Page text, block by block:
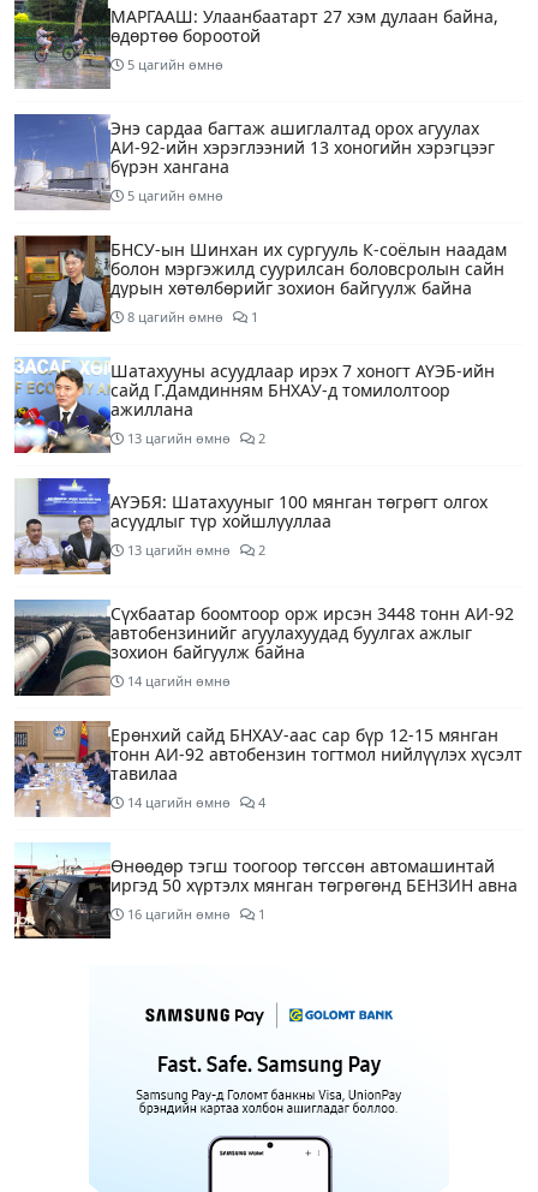
МАРГААШ: Улаанбаатарт 27 хэм дулаан байна,
өдөртөө бороотой
5 цагийн өмнө
Энэ сардаа багтаж ашиглалтад орох агуулах
АИ-92-ийн хэрэглээний 13 хоногийн хэрэгцээг
бүрэн хангана
5 цагийн өмнө
БНСУ-ын Шинхан их сургууль К-соёлын наадам
болон мэргэжилд суурилсан боловсролын сайн
дурын хөтөлбөрийг зохион байгуулж байна
8 цагийн өмнө 1
Шатахууны асуудлаар ирэх 7 хоногт АҮЭБ-ийн
сайд Г.Дамдинням БНХАУ-д томилолтоор
ажиллана
13 цагийн өмнө 2
АҮЭБЯ: Шатахууныг 100 мянган төгрөгт олгох
асуудлыг түр хойшлууллаа
13 цагийн өмнө 2
Сүхбаатар боомтоор орж ирсэн 3448 тонн АИ-92
автобензинийг агуулахуудад буулгах ажлыг
зохион байгуулж байна
14 цагийн өмнө
Ерөнхий сайд БНХАУ-аас сар бүр 12-15 мянган
тонн АИ-92 автобензин тогтмол нийлүүлэх хүсэлт
тавилаа
14 цагийн өмнө 4
Өнөөдөр тэгш тоогоор төгссөн автомашинтай
иргэд 50 хүртэлх мянган төгрөгөнд БЕНЗИН авна
16 цагийн өмнө 1
Өнөөдөр” Аавуудын баяр”-ын өдөр
17 цагийн өмнө
Улаанбаатарт 31 хэм дулаан байна
19 цагийн өмнө